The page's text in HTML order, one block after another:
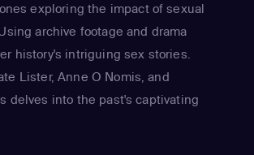
exploring the impact of sexual
archive footage and drama
history's intriguing sex stories.
Lister, Anne O Nomis, and
delves into the past's captivating